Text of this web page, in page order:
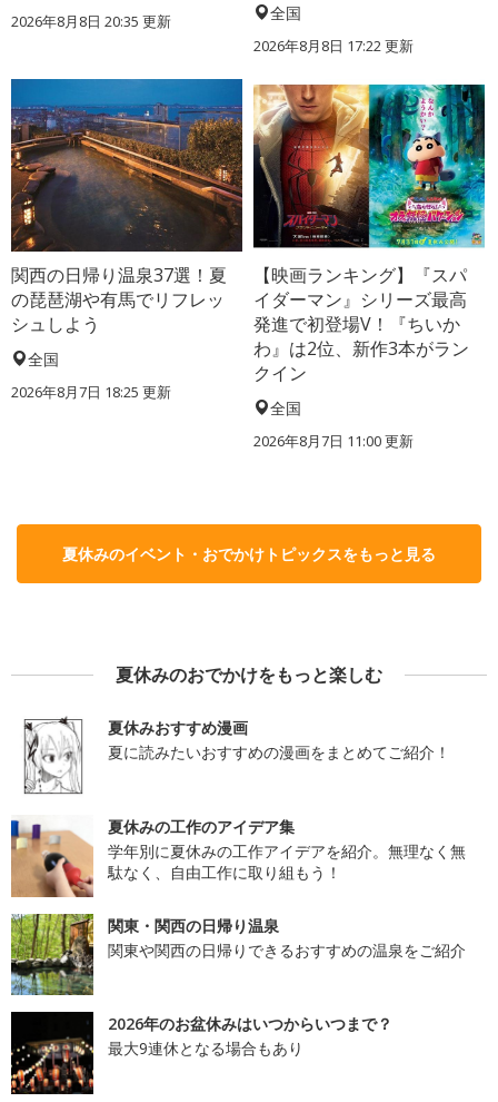
2026年8月8日 20:35 更新 全国
2026年8月8日 17:22更新
関西の日帰り温泉37選！夏
の琵琶湖や有馬でリフレッ
シュしよう
全国
2026年8月7日 18:25 更新
【映画ランキング】『スパ
イダーマン』シリーズ最高
発進で初登場V！『ちいか
わ』は2位、新作3本がラン
クイン
全国
2026年8月7日 11:00更新
夏休みのイベント・おでかけトピックスをもっと見る
夏休みのおでかけをもっと楽しむ
夏休みおすすめ漫画
夏に読みたいおすすめの漫画をまとめてご紹介！
夏休みの工作のアイデア集
学年別に夏休みの工作アイデアを紹介。無理なく無
駄なく、自由工作に取り組もう！
関東・関西の日帰り温泉
関東や関西の日帰りできるおすすめの温泉をご紹介
2026年のお盆休みはいつからいつまで？
最大9連休となる場合もあり